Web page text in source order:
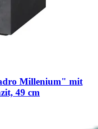
Millenium" mit
49 cm